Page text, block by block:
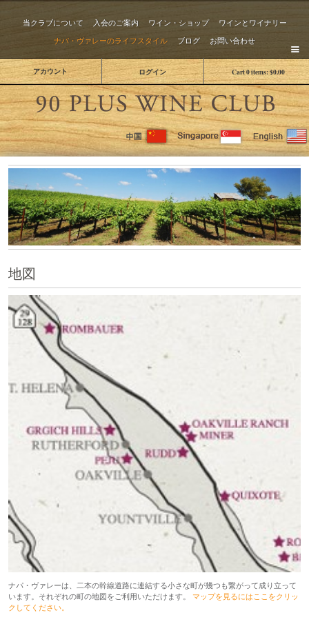
当クラブについて 入会のご案内 ワイン・ショップ
ワインとワイナリー
ナパ・ヴァレーのライフスタイル
ブログ お問い合わせ
Cart0items:$0.00
アカウント ログイン
The
地図
ナパ・ヴァレーは、二本の幹線道路に連結する小さな町が幾つも繋がって成り立って
います。それぞれの町の地図をご利用いただけます。 マップを見るにはここをクリッ
クしてください。